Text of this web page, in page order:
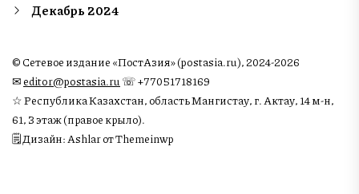
Декабрь 2024
© Сетевое издание «ПостАзия» (postasia.ru), 2024-2026
✉︎editor@postasia.ru ☏ +77051718169
☆ Республика Казахстан, область Мангистау, г. Актау, 14 м-н,
61, 3 этаж (правое крыло).
🗒 Дизайн: Ashlar от Themeinwp